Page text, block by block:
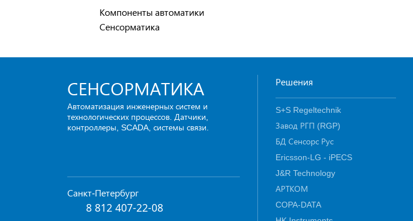
Компоненты автоматики
Сенсорматика
СЕНСОРМАТИКА
Автоматизация инженерных систем и
технологических процессов. Датчики,
контроллеры, SCADA, системы связи.
Санкт-Петербург
8 812 407-22-08
Решения
S+S Regeltechnik
Завод РГП (RGP)
БД Сенсорс Рус
Ericsson-LG - iPECS
J&R Technology
АРТКОМ
COPA-DATA